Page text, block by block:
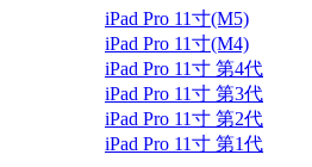
iPad Pro 11寸(M5)
iPad Pro 11寸(M4)
iPad Pro 11寸 第4代
iPad Pro 11寸 第3代
iPad Pro 11寸 第2代
iPad Pro 11寸 第1代